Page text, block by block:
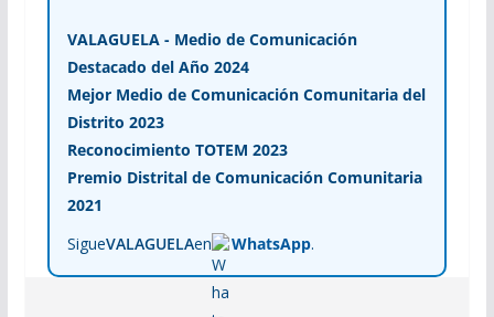
VALAGUELA - Medio de Comunicación
Destacado del Año 2024
Mejor Medio de Comunicación Comunitaria del
Distrito 2023
Reconocimiento TOTEM 2023
Premio Distrital de Comunicación Comunitaria
2021
SigueVALAGUELAen WhatsApp.